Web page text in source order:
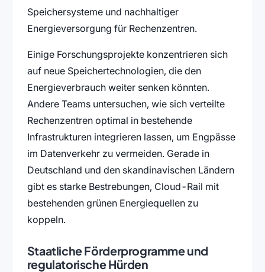
Speichersysteme und nachhaltiger
Energieversorgung für Rechenzentren.
Einige Forschungsprojekte konzentrieren sich
auf neue Speichertechnologien, die den
Energieverbrauch weiter senken könnten.
Andere Teams untersuchen, wie sich verteilte
Rechenzentren optimal in bestehende
Infrastrukturen integrieren lassen, um Engpässe
im Datenverkehr zu vermeiden. Gerade in
Deutschland und den skandinavischen Ländern
gibt es starke Bestrebungen, Cloud-Rail mit
bestehenden grünen Energiequellen zu
koppeln.
Staatliche Förderprogramme und
regulatorische Hürden